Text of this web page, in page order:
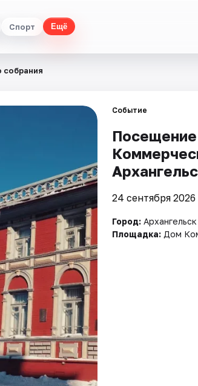
Спорт Ещё
Событие
24 сентября 2026
Город: Архангельск
Площадка: Дом